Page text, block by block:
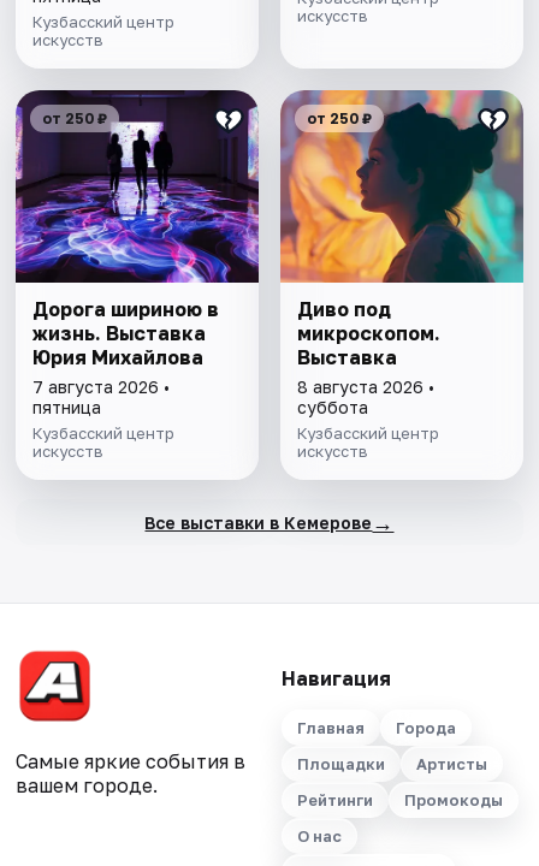
Кузбасский центр
искусств
искусств
от 250 ₽
Дорога шириною в
жизнь. Выставка
Юрия Михайлова
7 августа 2026 •
пятница
Кузбасский центр
искусств
от 250 ₽
Диво под
микроскопом.
Выставка
8 августа 2026 •
суббота
Кузбасский центр
искусств
Все выставки в Кемерове →
Самые яркие события в
вашем городе.
Навигация
Главная
Города
Площадки
Артисты
Рейтинги
Промокоды
О нас